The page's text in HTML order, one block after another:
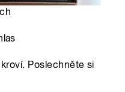
Poslechněte si